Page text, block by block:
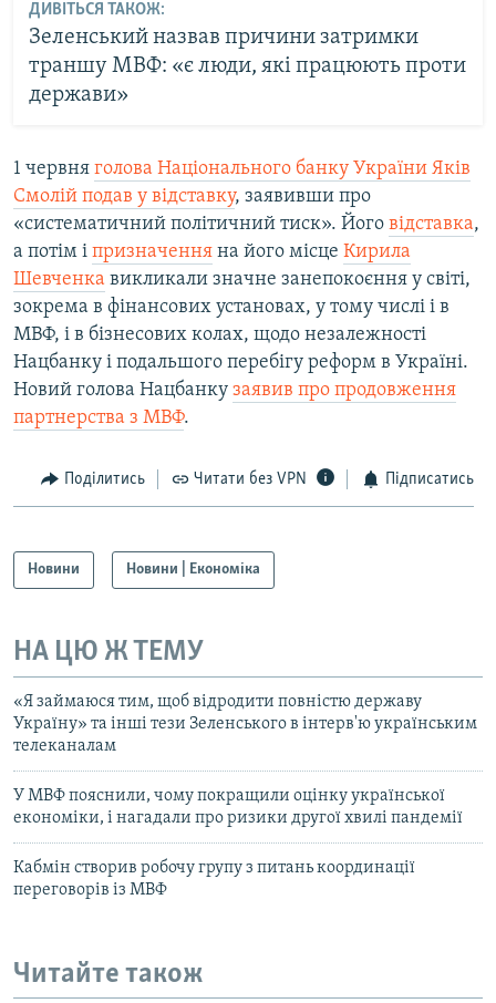
ДИВІТЬСЯ ТАКОЖ:
Зеленський назвав причини затримки
траншу МВФ: «є люди, які працюють проти
держави»
1 червня голова Національного банку України Яків
Смолій подав у відставку, заявивши про
«систематичний політичний тиск». Його відставка,
а потім і призначення на його місце Кирила
Шевченка викликали значне занепокоєння у світі,
зокрема в фінансових установах, у тому числі і в
МВФ, і в бізнесових колах, щодо незалежності
Нацбанку і подальшого перебігу реформ в Україні.
Новий голова Нацбанку заявив про продовження
партнерства з МВФ.
Поділитись Читати без VPN Підписатись
Новини Новини | Економіка
НА ЦЮ Ж ТЕМУ
«Я займаюся тим, щоб відродити повністю державу
Україну» та інші тези Зеленського в інтерв'ю українським
телеканалам
У МВФ пояснили, чому покращили оцінку української
економіки, і нагадали про ризики другої хвилі пандемії
Кабмін створив робочу групу з питань координації
переговорів із МВФ
Читайте також